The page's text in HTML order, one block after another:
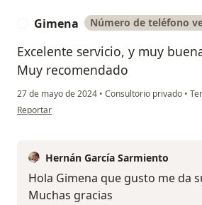
Gimena Número de teléfono
Excelente servicio, y muy
Muy recomendado
27 de mayo de 2024 • Consultorio privado •
en opinión del usuario Gimena
Reportar
Hernán García Sarmiento
Hola Gimena que gusto me da
Muchas gracias